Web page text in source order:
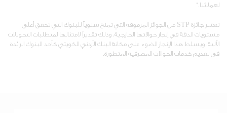
لعملائنا."
تعتبر جائزة STP من الجوائز المرموقة التي تمنح سنوياً للبنوك التي تحقق أعلى
مستويات الدقة في إنجاز حوالاتها الخارجية، وذلك تقديراً لامتثالها لمتطلبات التحويلات
الآلية. ويسلط هذا الإنجاز الضوء على مكانة البنك الأردني الكويتي كأحد البنوك الرائدة
في تقديم خدمات الحوالات المصرفية المتطورة.